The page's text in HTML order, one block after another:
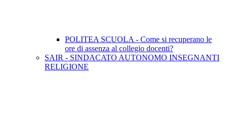
POLITEA SCUOLA - Come si recuperano le
ore di assenza al collegio docenti?
SAIR - SINDACATO AUTONOMO INSEGNANTI
RELIGIONE